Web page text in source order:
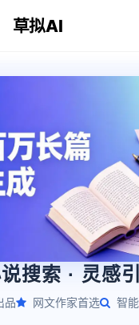
草拟AI
搜索 · 灵感
品 网文作家首选 智